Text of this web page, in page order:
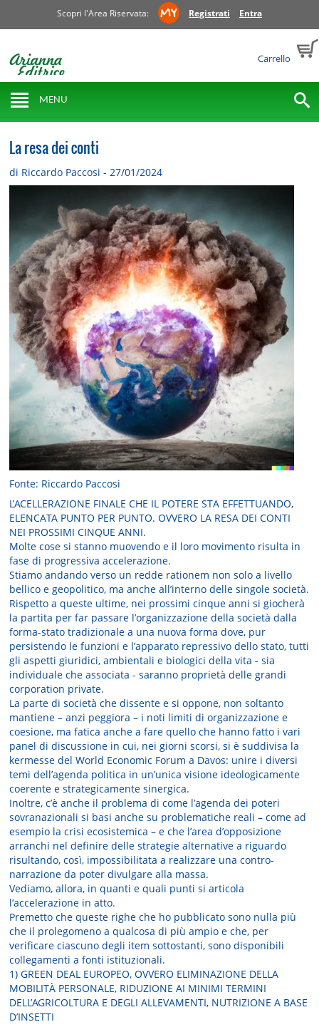
Scopri l'Area Riservata: Registrati Entra
Carrello
MENU
La resa dei conti
di Riccardo Paccosi - 27/01/2024
Fonte: Riccardo Paccosi
L’ACELLERAZIONE FINALE CHE IL POTERE STA EFFETTUANDO,
ELENCATA PUNTO PER PUNTO. OVVERO LA RESA DEI CONTI
NEI PROSSIMI CINQUE ANNI.
Molte cose si stanno muovendo e il loro movimento risulta in
fase di progressiva accelerazione.
Stiamo andando verso un redde rationem non solo a livello
bellico e geopolitico, ma anche all’interno delle singole società.
Rispetto a queste ultime, nei prossimi cinque anni si giocherà
la partita per far passare l’organizzazione della società dalla
forma-stato tradizionale a una nuova forma dove, pur
persistendo le funzioni e l’apparato repressivo dello stato, tutti
gli aspetti giuridici, ambientali e biologici della vita - sia
individuale che associata - saranno proprietà delle grandi
corporation private.
La parte di società che dissente e si oppone, non soltanto
mantiene – anzi peggiora – i noti limiti di organizzazione e
coesione, ma fatica anche a fare quello che hanno fatto i vari
panel di discussione in cui, nei giorni scorsi, si è suddivisa la
kermesse del World Economic Forum a Davos: unire i diversi
temi dell’agenda politica in un’unica visione ideologicamente
coerente e strategicamente sinergica.
Inoltre, c’è anche il problema di come l’agenda dei poteri
sovranazionali si basi anche su problematiche reali – come ad
esempio la crisi ecosistemica – e che l’area d’opposizione
arranchi nel definire delle strategie alternative a riguardo
risultando, così, impossibilitata a realizzare una contro-
narrazione da poter divulgare alla massa.
Vediamo, allora, in quanti e quali punti si articola
l’accelerazione in atto.
Premetto che queste righe che ho pubblicato sono nulla più
che il prolegomeno a qualcosa di più ampio e che, per
verificare ciascuno degli item sottostanti, sono disponibili
collegamenti a fonti istituzionali.
1) GREEN DEAL EUROPEO, OVVERO ELIMINAZIONE DELLA
MOBILITÀ PERSONALE, RIDUZIONE AI MINIMI TERMINI
DELL’AGRICOLTURA E DEGLI ALLEVAMENTI, NUTRIZIONE A BASE
D’INSETTI